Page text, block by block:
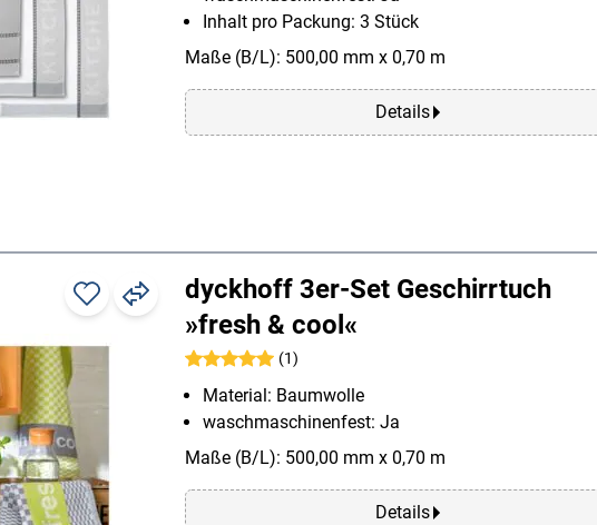
Inhalt pro Packung: 3 Stück
Maße (B/L): 500,00 mm x 0,70 m
Details
dyckhoff 3er-Set Geschirrtuch
»fresh & cool«
(1)
Material: Baumwolle
waschmaschinenfest: Ja
Maße (B/L): 500,00 mm x 0,70 m
Details